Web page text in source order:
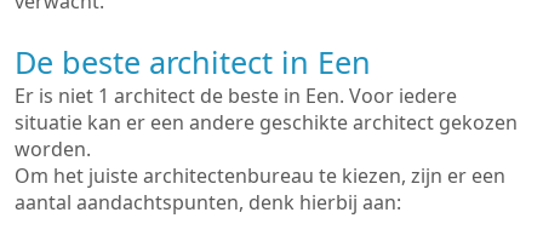
De beste architect in Een
Er is niet 1 architect de beste in Een. Voor iedere
situatie kan er een andere geschikte architect gekozen
worden.
Om het juiste architectenbureau te kiezen, zijn er een
aantal aandachtspunten, denk hierbij aan: